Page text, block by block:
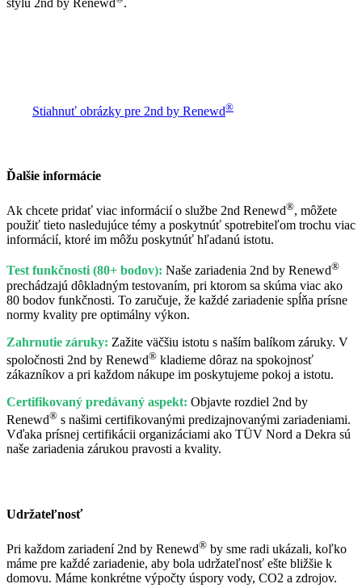
štýlu 2nd by Renewd
.
Stiahnuť obrázky pre 2nd by Renewd®
Ďalšie informácie
Ak chcete pridať viac informácií o službe 2nd Renewd®, môžete
použiť tieto nasledujúce témy a poskytnúť spotrebiteľom trochu viac
informácií, ktoré im môžu poskytnúť hľadanú istotu.
Test funkčnosti (80+ bodov): Naše zariadenia 2nd by Renewd®
prechádzajú dôkladným testovaním, pri ktorom sa skúma viac ako
80 bodov funkčnosti. To zaručuje, že každé zariadenie spĺňa prísne
normy kvality pre optimálny výkon.
Zahrnutie záruky: Zažite väčšiu istotu s naším balíkom záruky. V
spoločnosti 2nd by Renewd® kladieme dôraz na spokojnosť
zákazníkov a pri každom nákupe im poskytujeme pokoj a istotu.
Certifikovaný predávaný aspekt: Objavte rozdiel 2nd by
Renewd® s našimi certifikovanými predizajnovanými zariadeniami.
Vďaka prísnej certifikácii organizáciami ako TÜV Nord a Dekra sú
naše zariadenia zárukou pravosti a kvality.
Udržateľnosť
Pri každom zariadení 2nd by Renewd® by sme radi ukázali, koľko
máme pre každé zariadenie, aby bola udržateľnosť ešte bližšie k
domovu. Máme konkrétne výpočty úspory vody, CO2 a zdrojov.